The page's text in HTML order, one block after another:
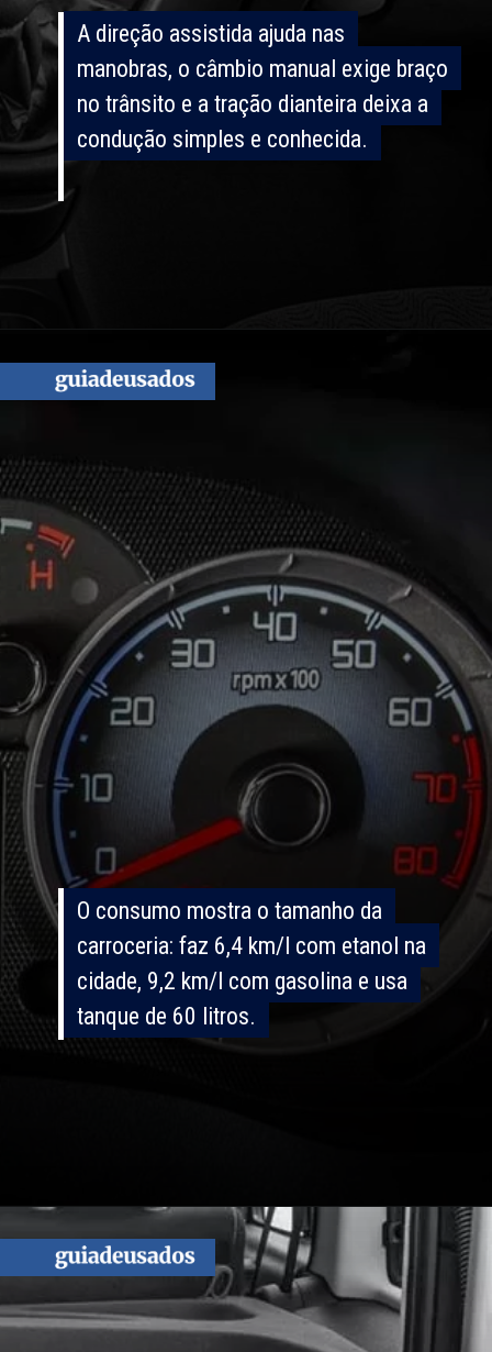
A direção assistida ajuda nas
manobras, o câmbio manual exige braço
no trânsito e a tração dianteira deixa a
condução simples e conhecida.
A direção assistida ajuda nas
manobras, o câmbio manual exige braço
no trânsito e a tração dianteira deixa a
condução simples e conhecida.
O consumo mostra o tamanho da
carroceria: faz 6,4 km/l com etanol na
cidade, 9,2 km/l com gasolina e usa
tanque de 60 litros.
O consumo mostra o tamanho da
carroceria: faz 6,4 km/l com etanol na
cidade, 9,2 km/l com gasolina e usa
tanque de 60 litros.